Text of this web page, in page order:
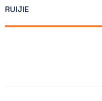
RUIJIE